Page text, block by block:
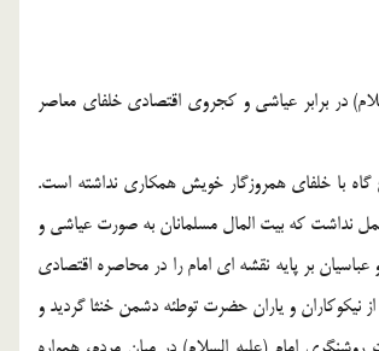
در برابر عیاشی و کجروی اقتصادی خلفای معاصر
با خلفای همروزگار خویش همکاری نداشته است.
نداشت که بیت المال مسلمانان به صورت عیاشی و
بر پایه نقشه ای امام را در محاصره اقتصادی
نیکوکاران و یاران حضرت توطئه دشمن خنثا گردید و